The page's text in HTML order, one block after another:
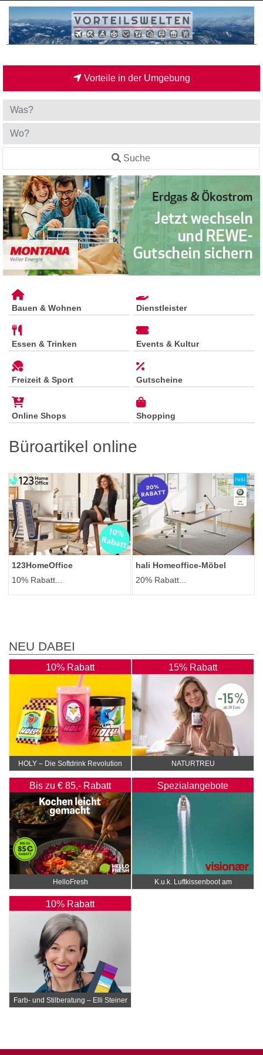
Vorteile in der Umgebung
Suche
Bauen & Wohnen Dienstleister
Essen & Trinken Events & Kultur
Freizeit & Sport Gutscheine
Online Shops Shopping
Büroartikel online
123HomeOffice
10% Rabatt...
hali Homeoffice-Möbel
20% Rabatt...
NEU DABEI
10% Rabatt
HOLY – Die Softdrink Revolution
15% Rabatt
NATURTREU
Bis zu € 85,- Rabatt
HelloFresh
Spezialangebote
K.u.k. Luftkissenboot am
Wörthersee
10% Rabatt
Farb- und Stilberatung – Elli Steiner